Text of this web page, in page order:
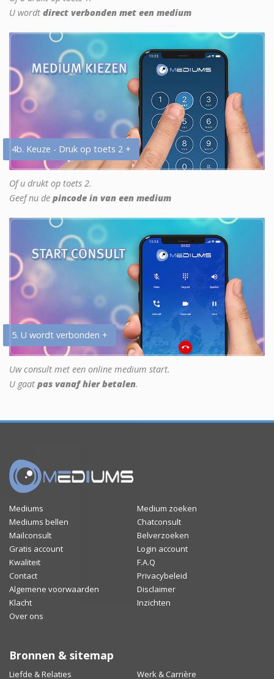
U wordt direct verbonden met een medium
4b. Keuze - Druk op toets 2 +
Of u drukt op toets 2.
Geef nu de pincode in van een medium
5. U wordt verbonden +
Uw consult met een online medium start.
U gaat pas vanaf hier betalen.
Mediums
Medium zoeken
Mediums bellen
Chatconsult
Mailconsult
Belverzoeken
Gratis account
Login account
Kwaliteit
F.A.Q
Contact
Privacybeleid
Algemene voorwaarden
Disclaimer
Klacht
Inzichten
Over ons
Bronnen & sitemap
Liefde & Relaties Werk & Carrière